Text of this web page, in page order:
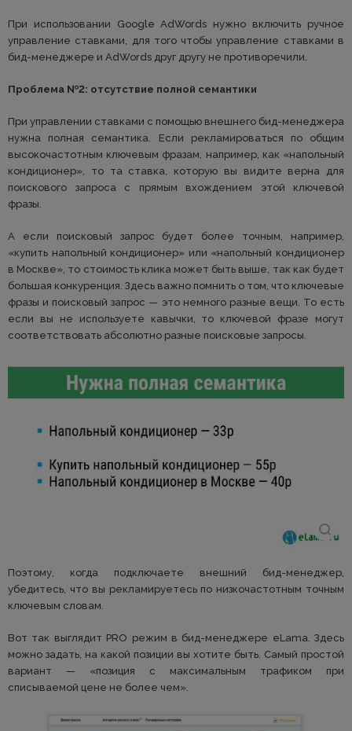
При использовании Google AdWords нужно включить ручное
управление ставками, для того чтобы управление ставками в
бид-менеджере и AdWords друг другу не противоречили.
Проблема №2: отсутствие полной семантики
При управлении ставками с помощью внешнего бид-менеджера
нужна полная семантика. Если рекламироваться по общим
высокочастотным ключевым фразам, например, как «напольный
кондиционер», то та ставка, которую вы видите верна для
поискового запроса с прямым вхождением этой ключевой
фразы.
А если поисковый запрос будет более точным, например,
«купить напольный кондиционер» или «напольный кондиционер
в Москве», то стоимость клика может быть выше, так как будет
большая конкуренция. Здесь важно помнить о том, что ключевые
фразы и поисковый запрос — это немного разные вещи. То есть
если вы не используете кавычки, то ключевой фразе могут
соответствовать абсолютно разные поисковые запросы.
Поэтому, когда подключаете внешний бид-менеджер,
убедитесь, что вы рекламируетесь по низкочастотным точным
ключевым словам.
Вот так выглядит PRO режим в бид-менеджере eLama. Здесь
можно задать, на какой позиции вы хотите быть. Самый простой
вариант — «позиция с максимальным трафиком при
списываемой цене не более чем».